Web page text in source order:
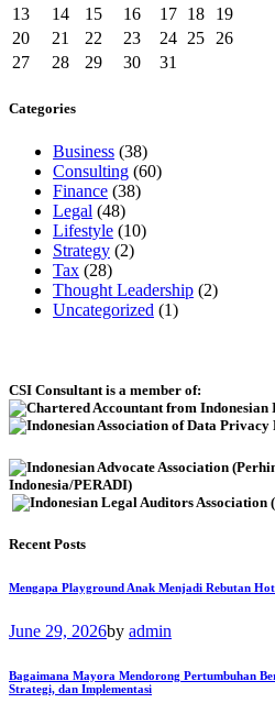
13
14 15 16 17 18
19
20
21 22 23 24 25
26
27
28 29 30 31
Categories
Business (38)
Consulting (60)
Finance (38)
Legal (48)
Lifestyle (10)
Strategy (2)
Tax (28)
Thought Leadership (2)
Uncategorized (1)
CSI Consultant is a member of:
Recent Posts
Mengapa Playground Anak Menjadi Rebutan
June 29, 2026by admin
Bagaimana Mayora Mendorong Pertumbuhan
Strategi, dan Implementasi